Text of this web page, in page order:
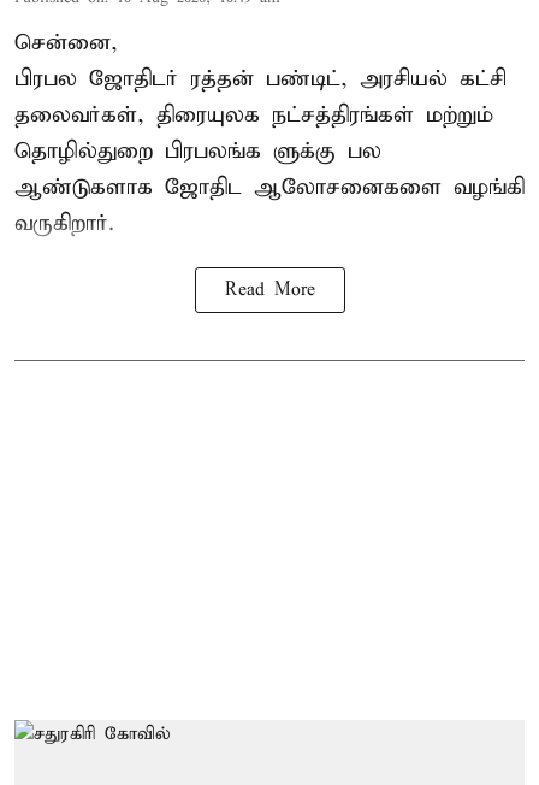
சென்னை,
பிரபல ஜோதிடர் ரத்தன் பண்டிட், அரசியல் கட்சி
தலைவர்கள், திரையுலக நட்சத்திரங்கள் மற்றும்
தொழில்துறை பிரபலங்க ளுக்கு பல
ஆண்டுகளாக ஜோதிட ஆலோசனைகளை வழங்கி
வருகிறார்.
Read More